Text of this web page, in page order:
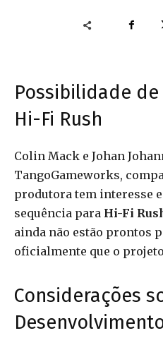
Possibilidade
Hi-Fi Rush
Colin Mack e Johan
TangoGameworks,
produtora tem interesse
sequência para Hi-Fi
ainda não estão prontos
oficialmente que o
Considerações